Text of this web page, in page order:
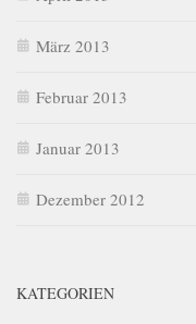
März 2013
Februar 2013
Januar 2013
Dezember 2012
KATEGORIEN